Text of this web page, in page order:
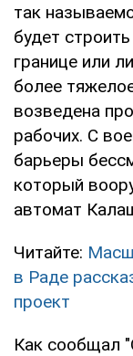
так
будет
границе или
более
возведена
рабочих. С
барьеры
который
автомат
Читайте:
в Раде
проект
Как сообщал